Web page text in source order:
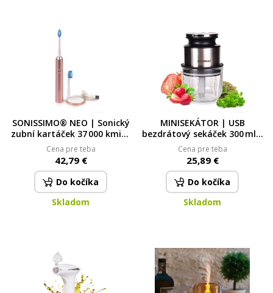
SONISSIMO® NEO | Sonický
zubní kartáček 37 000 kmitů
| 5 režimů & USB nabíjení
metalic pink
Cena pre teba
42,79 €
Do kočíka
Skladom
MINISEKÁTOR | USB
bezdrátový sekáček 300 ml |
na bylinky, cibuli & česnek |
dobíjecí mini mixér
SYSTEMAT
Cena pre teba
25,89 €
Do kočíka
Skladom